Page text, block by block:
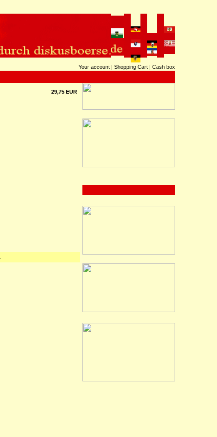
Your account | Shopping Cart | Cash box
29,75 EUR